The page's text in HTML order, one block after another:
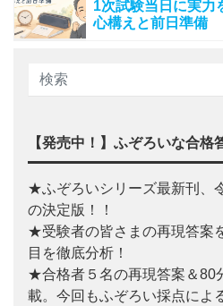
1次試験当日に実力
心構えと前日準備
【発売中！】ふぞろいな合格
★ふぞろいシリーズ最新刊、
の決定版！！
★受験者の皆さまの再現答案
目を徹底分析！
★合格者５名の再現答案＆80
載。今回もふぞろい採点によ